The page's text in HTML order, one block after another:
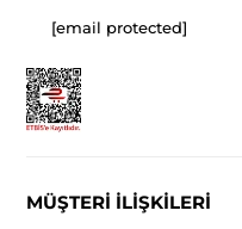
[email protected]
MÜŞTERİ İLİŞKİLERİ